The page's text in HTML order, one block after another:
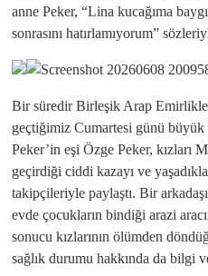
anne Peker, “Lina kucağıma
sonrasını hatırlamıyorum”
Bir süredir Birleşik Arap
geçtiğimiz Cumartesi günü
Peker’in eşi Özge Peker, kızları
geçirdiği ciddi kazayı ve
takipçileriyle paylaştı. Bir
evde çocukların bindiği arazi
sonucu kızlarının ölümden
sağlık durumu hakkında da bilgi